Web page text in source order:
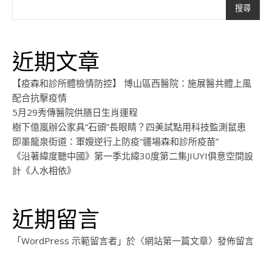
搜尋
近期文章
【疫森和診所體檢情防控】 博山區西醫院：施展醫共體上風
配合抗擊疫情
5月29秀傳醫院供膳日生肖運程
樹下億嵐辦公家具“石頭”長眼睛？四美試點用科技監測鼠患
即墨龍泉街道：軍嫂逆行上防疫“疆場森和診所疫苗”
《沿著緯度聽中國》第一季北緯30度第二集JIUYI俱意空間設
計《人水相依》
近期留言
「WordPress 示範留言者 」於〈網站第一篇文章〉發佈留言